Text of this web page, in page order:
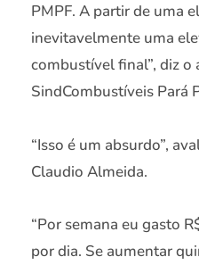
PMPF. A partir de uma
inevitavelmente uma
combustível final”, diz o
SindCombustíveis Pará
“Isso é um absurdo”,
Claudio Almeida.
“Por semana eu gasto
por dia. Se aumentar